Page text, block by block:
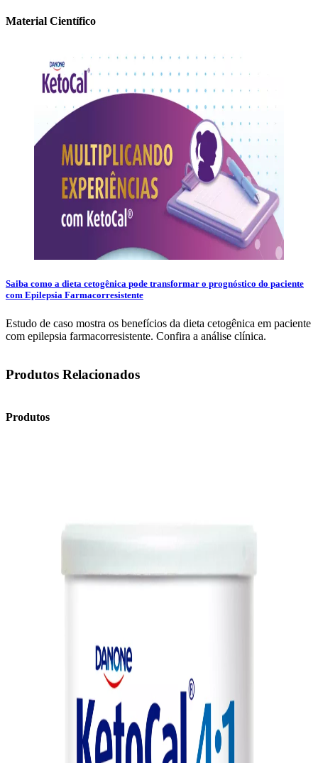
Material Científico
Saiba como a dieta cetogênica pode transformar o prognóstico do paciente
com Epilepsia Farmacorresistente
Estudo de caso mostra os benefícios da dieta cetogênica em paciente
com epilepsia farmacorresistente. Confira a análise clínica.
Produtos Relacionados
Produtos